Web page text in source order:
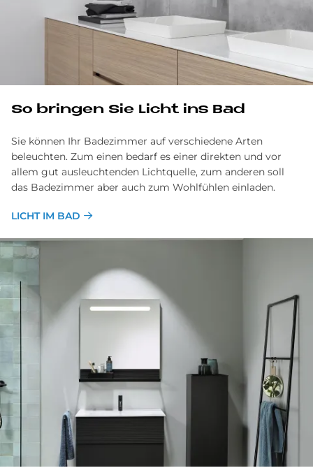
So bringen Sie Licht ins Bad
Sie können Ihr Badezimmer auf verschiedene Arten
beleuchten. Zum einen bedarf es einer direkten und vor
allem gut ausleuchtenden Lichtquelle, zum anderen soll
das Badezimmer aber auch zum Wohlfühlen einladen.
LICHT IM BAD